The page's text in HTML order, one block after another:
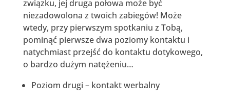
związku, jej druga połowa może być
niezadowolona z twoich zabiegów! Może
wtedy, przy pierwszym spotkaniu z Tobą,
pominąć pierwsze dwa poziomy kontaktu i
natychmiast przejść do kontaktu dotykowego,
o bardzo dużym natężeniu…
Poziom drugi – kontakt werbalny